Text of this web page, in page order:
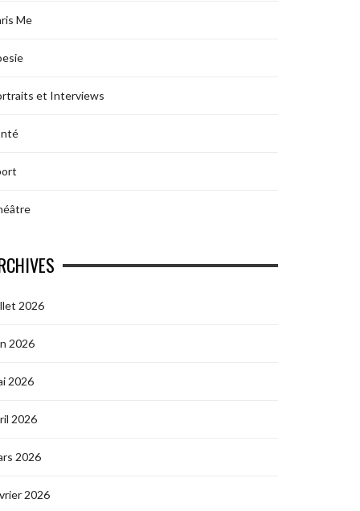
Me
et Interviews
2026
2026
2026
2026
2026
2026